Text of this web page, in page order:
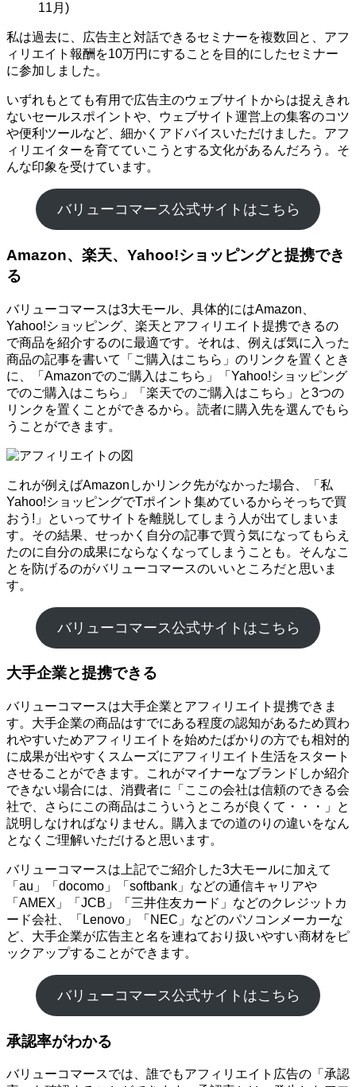
11月)
私は過去に、広告主と対話できるセミナーを複数回と、アフ
ィリエイト報酬を10万円にすることを目的にしたセミナー
に参加しました。
いずれもとても有用で広告主のウェブサイトからは捉えきれ
ないセールスポイントや、ウェブサイト運営上の集客のコツ
や便利ツールなど、細かくアドバイスいただけました。アフ
ィリエイターを育てていこうとする文化があるんだろう。そ
んな印象を受けています。
バリューコマース公式サイトはこちら
Amazon、楽天、Yahoo!ショッピングと提携でき
る
バリューコマースは3大モール、具体的にはAmazon、
Yahoo!ショッピング、楽天とアフィリエイト提携できるの
で商品を紹介するのに最適です。それは、例えば気に入った
商品の記事を書いて「ご購入はこちら」のリンクを置くとき
に、「Amazonでのご購入はこちら」「Yahoo!ショッピング
でのご購入はこちら」「楽天でのご購入はこちら」と3つの
リンクを置くことができるから。読者に購入先を選んでもら
うことができます。
これが例えばAmazonしかリンク先がなかった場合、「私
Yahoo!ショッピングでTポイント集めているからそっちで買
おう!」といってサイトを離脱してしまう人が出てしまいま
す。その結果、せっかく自分の記事で買う気になってもらえ
たのに自分の成果にならなくなってしまうことも。そんなこ
とを防げるのがバリューコマースのいいところだと思いま
す。
バリューコマース公式サイトはこちら
大手企業と提携できる
バリューコマースは大手企業とアフィリエイト提携できま
す。大手企業の商品はすでにある程度の認知があるため買わ
れやすいためアフィリエイトを始めたばかりの方でも相対的
に成果が出やすくスムーズにアフィリエイト生活をスタート
させることができます。これがマイナーなブランドしか紹介
できない場合には、消費者に「ここの会社は信頼のできる会
社で、さらにこの商品はこういうところが良くて・・・」と
説明しなければなりません。購入までの道のりの違いをなん
となくご理解いただけると思います。
バリューコマースは上記でご紹介した3大モールに加えて
「au」「docomo」「softbank」などの通信キャリアや
「AMEX」「JCB」「三井住友カード」などのクレジットカ
ード会社、「Lenovo」「NEC」などのパソコンメーカーな
ど、大手企業が広告主と名を連ねており扱いやすい商材をピ
ックアップすることができます。
バリューコマース公式サイトはこちら
承認率がわかる
バリューコマースでは、誰でもアフィリエイト広告の「承認